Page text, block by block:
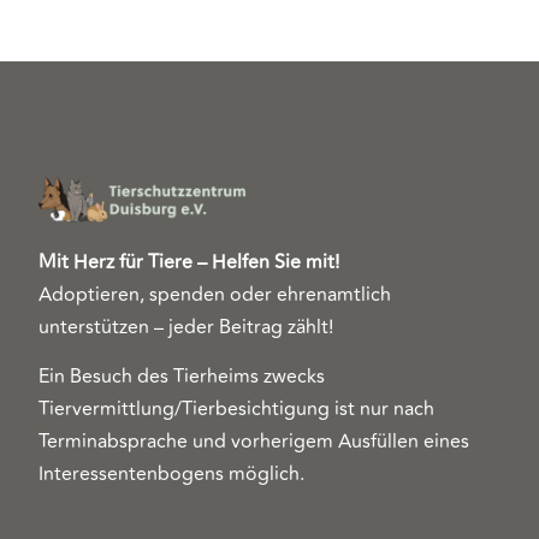
Mit Herz für Tiere – Helfen Sie mit!
Adoptieren, spenden oder ehrenamtlich
unterstützen – jeder Beitrag zählt!
Ein Besuch des Tierheims zwecks
Tiervermittlung/Tierbesichtigung ist nur nach
Terminabsprache und vorherigem Ausfüllen eines
Interessentenbogens möglich.